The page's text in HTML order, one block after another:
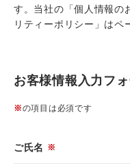
す。当社の「個人情報の
リティーポリシー」はペ
お客様情報入力フ
※の項目は必須です
ご氏名 ※